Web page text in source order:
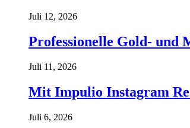
Juli 12, 2026
Professionelle Gold- und
Juli 11, 2026
Mit Impulio Instagram
Juli 6, 2026